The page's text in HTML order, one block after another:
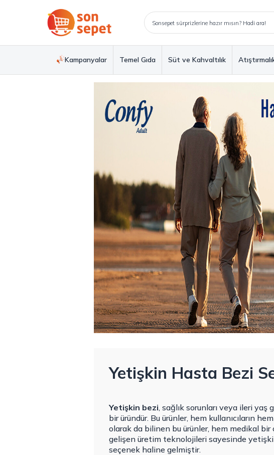
Kampanyalar Temel Gıda Süt ve Kahvaltılık
Yetişkin Hasta Bezi
Yetişkin bezi, sağlık sorunları veya ileri
bir üründür. Bu ürünler, hem kullanıcıların
olarak da bilinen bu ürünler, hem medikal bir
gelişen üretim teknolojileri sayesinde
seçenek haline gelmiştir.